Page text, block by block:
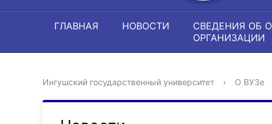
ГЛАВНАЯ НОВОСТИ
СВЕДЕНИЯ ОБ
ОРГАНИЗАЦИИ
Ингушский государственный университет › О ВУЗе